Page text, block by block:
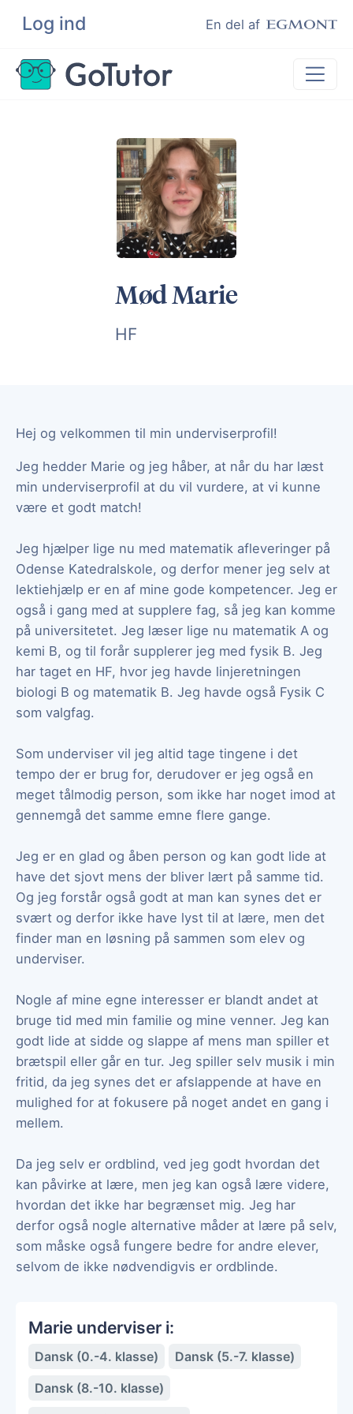
Log ind En del af
Søg
Lektiehjælp
Eksamenshjælp
Hjælp til ordblinde
Kundeudtalelser
Undervisere
Mød Marie
HF
Hej og velkommen til min underviserprofil!
Jeg hedder Marie og jeg håber, at når du har læst
min underviserprofil at du vil vurdere, at vi kunne
være et godt match!
Jeg hjælper lige nu med matematik afleveringer på
Odense Katedralskole, og derfor mener jeg selv at
lektiehjælp er en af mine gode kompetencer. Jeg er
også i gang med at supplere fag, så jeg kan komme
på universitetet. Jeg læser lige nu matematik A og
kemi B, og til forår supplerer jeg med fysik B. Jeg
har taget en HF, hvor jeg havde linjeretningen
biologi B og matematik B. Jeg havde også Fysik C
som valgfag.
Som underviser vil jeg altid tage tingene i det
tempo der er brug for, derudover er jeg også en
meget tålmodig person, som ikke har noget imod at
gennemgå det samme emne flere gange.
Jeg er en glad og åben person og kan godt lide at
have det sjovt mens der bliver lært på samme tid.
Og jeg forstår også godt at man kan synes det er
svært og derfor ikke have lyst til at lære, men det
finder man en løsning på sammen som elev og
underviser.
Nogle af mine egne interesser er blandt andet at
bruge tid med min familie og mine venner. Jeg kan
godt lide at sidde og slappe af mens man spiller et
brætspil eller går en tur. Jeg spiller selv musik i min
fritid, da jeg synes det er afslappende at have en
mulighed for at fokusere på noget andet en gang i
mellem.
Da jeg selv er ordblind, ved jeg godt hvordan det
kan påvirke at lære, men jeg kan også lære videre,
hvordan det ikke har begrænset mig. Jeg har
derfor også nogle alternative måder at lære på selv,
som måske også fungere bedre for andre elever,
selvom de ikke nødvendigvis er ordblinde.
Marie underviser i:
Dansk (0.-4. klasse)
Dansk (5.-7. klasse)
Dansk (8.-10. klasse)